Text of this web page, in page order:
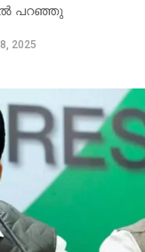
പറഞ്ഞു
2025